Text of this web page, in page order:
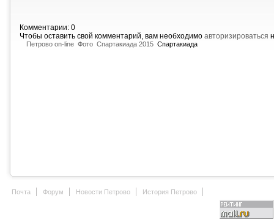
Комментарии: 0
Чтобы оставить свой комментарий, вам необходимо авторизироваться
Петрово on-line Фото Спартакиада 2015 Спартакиада
Почта Форум Новости Петрово История Петрово